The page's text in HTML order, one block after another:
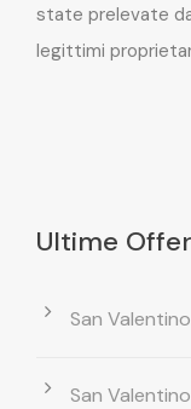
state prelevate
legittimi
Ultime
San
San